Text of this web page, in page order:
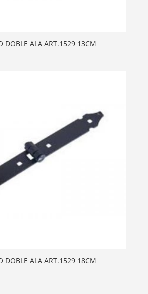
DOBLE ALA ART.1529 13CM
DOBLE ALA ART.1529 18CM